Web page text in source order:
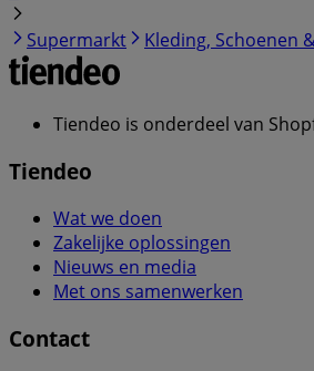
Supermarkt
Kleding, Schoenen
Tiendeo is onderdeel van
Tiendeo
Wat we doen
Zakelijke oplossingen
Nieuws en media
Met ons samenwerken
Contact